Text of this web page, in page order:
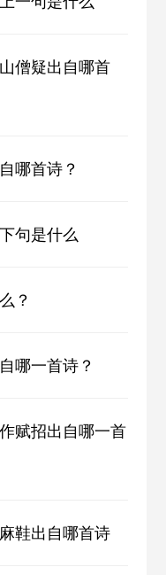
僧疑出自哪首
哪首诗？
句是什么
？
哪一首诗？
赋招出自哪一首
鞋出自哪首诗